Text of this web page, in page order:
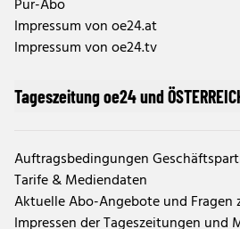
Pur-Abo
Impressum von oe24.at
Impressum von oe24.tv
Tageszeitung oe24 und
Auftragsbedingungen
Tarife & Mediendaten
Aktuelle Abo-Angebote und Fragen
Impressen der Tageszeitungen und